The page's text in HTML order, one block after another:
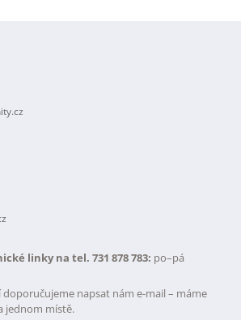
linky na tel. 731 878 783: po–pá
doporučujeme napsat nám e-mail – máme
jednom místě.